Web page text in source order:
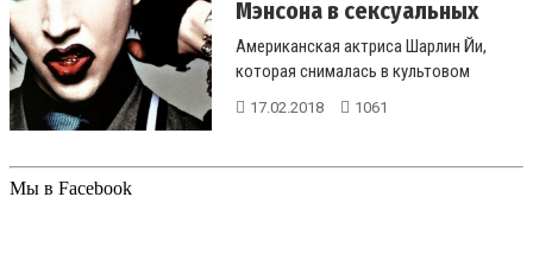
Мэнсона в сексуальных
домогат...
Американская актриса Шарлин Йи,
которая снималась в культовом
сериале "Доктор Хаус", обвин...
17.02.2018 1061
Мы в Facebook